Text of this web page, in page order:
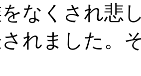
なくされ悲
れました。